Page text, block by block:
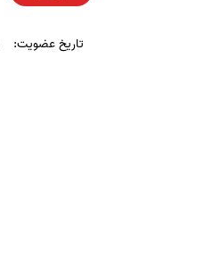
تاریخ عضویت: